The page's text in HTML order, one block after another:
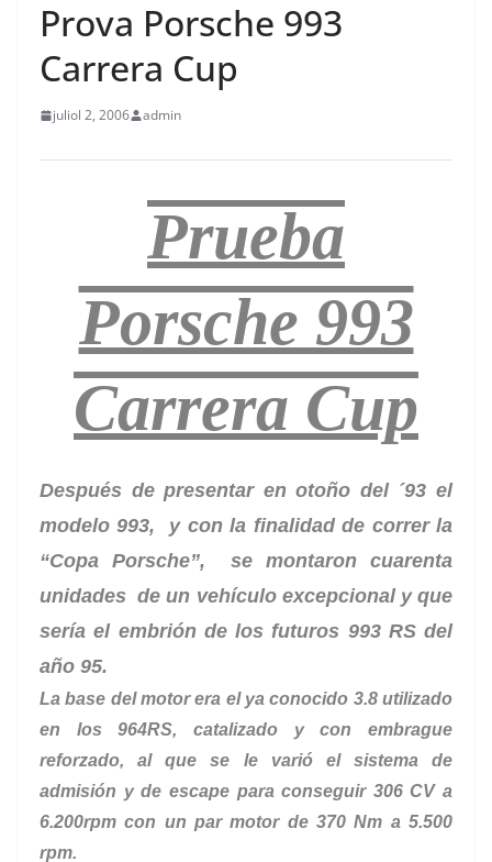
Prova Porsche 993
Carrera Cup
juliol 2, 2006 admin
Prueba
Porsche 993
Carrera Cup
Después de presentar en otoño del ´93 el
modelo 993, y con la finalidad de correr la
“Copa Porsche”, se montaron cuarenta
unidades de un vehículo excepcional y que
sería el embrión de los futuros 993 RS del
año 95.
La base del motor era el ya conocido 3.8 utilizado
en los 964RS, catalizado y con embrague
reforzado, al que se le varió el sistema de
admisión y de escape para conseguir 306 CV a
6.200rpm con un par motor de 370 Nm a 5.500
rpm.